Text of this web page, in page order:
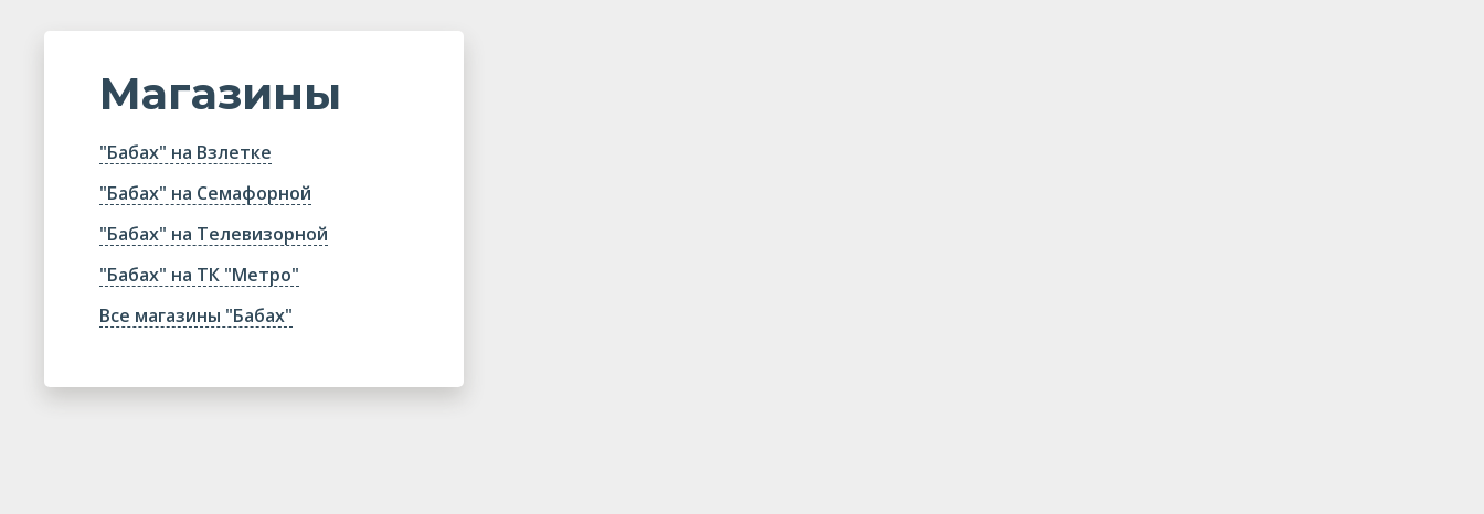
Магазины
"Бабах" на Взлетке
"Бабах" на Семафорной
"Бабах" на Телевизорной
"Бабах" на ТК "Метро"
Все магазины "Бабах"